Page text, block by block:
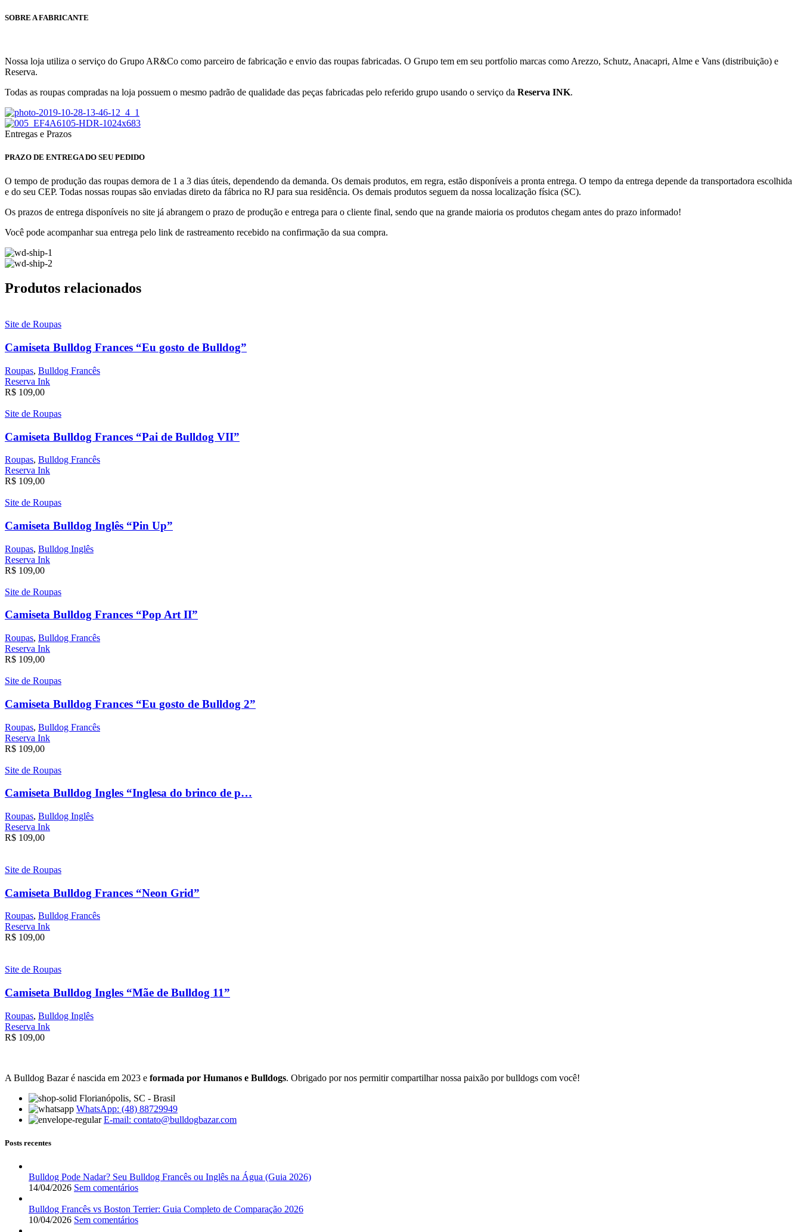
SOBRE A FABRICANTE
Nossa loja utiliza o serviço do Grupo AR&Co como parceiro de fabricação e envio das roupas fabricadas. O Grupo tem em seu portfolio marcas como Arezzo, Schutz, Anacapri, Alme e Vans (distribuição) e
Reserva.
Todas as roupas compradas na loja possuem o mesmo padrão de qualidade das peças fabricadas pelo referido grupo usando o serviço da Reserva INK.
Entregas e Prazos
PRAZO DE ENTREGA DO SEU PEDIDO
O tempo de produção das roupas demora de 1 a 3 dias úteis, dependendo da demanda. Os demais produtos, em regra, estão disponíveis a pronta entrega. O tempo da entrega depende da transportadora escolhida
e do seu CEP. Todas nossas roupas são enviadas direto da fábrica no RJ para sua residência. Os demais produtos seguem da nossa localização física (SC).
Os prazos de entrega disponíveis no site já abrangem o prazo de produção e entrega para o cliente final, sendo que na grande maioria os produtos chegam antes do prazo informado!
Você pode acompanhar sua entrega pelo link de rastreamento recebido na confirmação da sua compra.
Produtos relacionados
Site de Roupas
Camiseta Bulldog Frances “Eu gosto de Bulldog”
Roupas, Bulldog Francês
Reserva Ink
R$ 109,00
Site de Roupas
Camiseta Bulldog Frances “Pai de Bulldog VII”
Roupas, Bulldog Francês
Reserva Ink
R$ 109,00
Site de Roupas
Camiseta Bulldog Inglês “Pin Up”
Roupas, Bulldog Inglês
Reserva Ink
R$ 109,00
Site de Roupas
Camiseta Bulldog Frances “Pop Art II”
Roupas, Bulldog Francês
Reserva Ink
R$ 109,00
Site de Roupas
Camiseta Bulldog Frances “Eu gosto de Bulldog 2”
Roupas, Bulldog Francês
Reserva Ink
R$ 109,00
Site de Roupas
Camiseta Bulldog Ingles “Inglesa do brinco de p…
Roupas, Bulldog Inglês
Reserva Ink
R$ 109,00
Site de Roupas
Camiseta Bulldog Frances “Neon Grid”
Roupas, Bulldog Francês
Reserva Ink
R$ 109,00
Site de Roupas
Camiseta Bulldog Ingles “Mãe de Bulldog 11”
Roupas, Bulldog Inglês
Reserva Ink
R$ 109,00
A Bulldog Bazar é nascida em 2023 e formada por Humanos e Bulldogs. Obrigado por nos permitir compartilhar nossa paixão por bulldogs com você!
Florianópolis, SC - Brasil
WhatsApp: (48) 88729949
E-mail: contato@bulldogbazar.com
Posts recentes
Bulldog Pode Nadar? Seu Bulldog Francês ou Inglês na Água (Guia 2026)
14/04/2026 Sem comentários
Bulldog Francês vs Boston Terrier: Guia Completo de Comparação 2026
10/04/2026 Sem comentários